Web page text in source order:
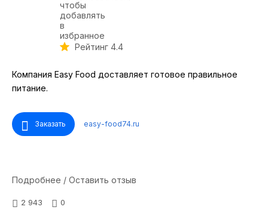
Рейтинг 4.4
Компания Easy Food доставляет готовое правильное
питание.
Заказать easy-food74.ru
Подробнее / Оставить отзыв
2 943 0